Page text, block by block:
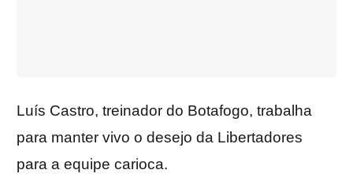
Luís Castro, treinador do Botafogo, trabalha
para manter vivo o desejo da Libertadores
para a equipe carioca.